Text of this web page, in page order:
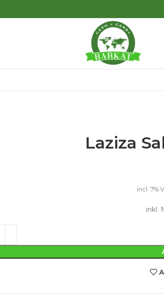
Laziza
incl. 7%
inkl.